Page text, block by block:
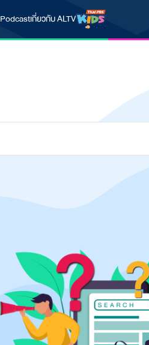
Podcastเกี่ยวกับ ALTV